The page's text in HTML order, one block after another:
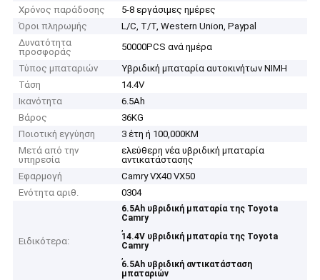
Χρόνος παράδοσης
5-8 εργάσιμες ημέρες
Όροι πληρωμής
L/C, T/T, Western Union, Paypal
Δυνατότητα
προσφοράς
50000PCS ανά ημέρα
Τύπος μπαταριών
Υβριδική μπαταρία αυτοκινήτων NIMH
Τάση
14.4V
Ικανότητα
6.5Ah
Βάρος
36KG
Ποιοτική εγγύηση
3 έτη ή 100,000KM
Μετά από την
υπηρεσία
ελεύθερη νέα υβριδική μπαταρία
αντικατάστασης
Εφαρμογή
Camry VX40 VX50
Ενότητα αριθ.
0304
Ειδικότερα:
6.5Ah υβριδική μπαταρία της Toyota
Camry
,
14.4V υβριδική μπαταρία της Toyota
Camry
,
6.5Ah υβριδική αντικατάσταση
μπαταριών